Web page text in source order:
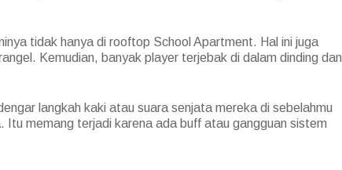
tidak hanya di rooftop School Apartment. Hal ini juga
Kemudian, banyak player terjebak di dalam dinding dan
langkah kaki atau suara senjata mereka di sebelahmu
memang terjadi karena ada buff atau gangguan sistem